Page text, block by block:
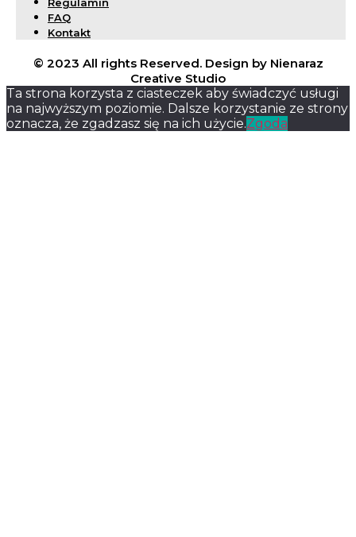
FAQ
Kontakt
© 2023 All rights Reserved. Design by Nienaraz
Creative Studio
Ta strona korzysta z ciasteczek aby świadczyć usługi
na najwyższym poziomie. Dalsze korzystanie ze strony
oznacza, że zgadzasz się na ich użycie.Zgoda